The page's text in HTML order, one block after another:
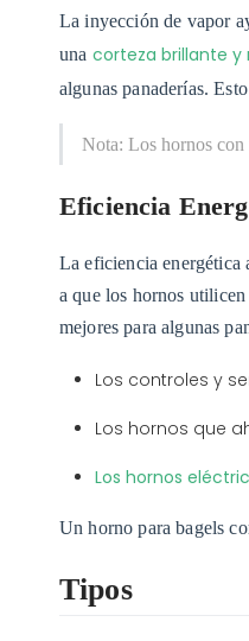
La inyección de vapor
una corteza brillante y
algunas panaderías.
Nota: Los hornos con
Eficiencia
La eficiencia energética
a que los hornos
mejores para algunas
Los controles y
Los hornos que
Los hornos
Un horno para bagels
Tipos